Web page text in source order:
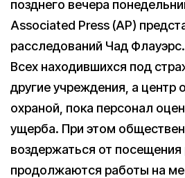
позднего вечера
Associated Press (AP)
расследований Чад Флауэрс.
Всех находившихся под
другие учреждения, а центр
охраной, пока персонал
ущерба. При этом
воздержаться от посещения
продолжаются работы на